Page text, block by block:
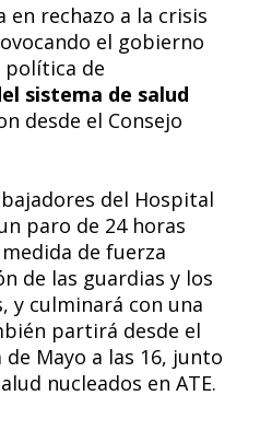
en rechazo a la crisis
el gobierno
política de
sistema de salud
desde el Consejo
del Hospital
paro de 24 horas
de fuerza
de las guardias y los
y culminará con una
partirá desde el
de Mayo a las 16, junto
nucleados en ATE.